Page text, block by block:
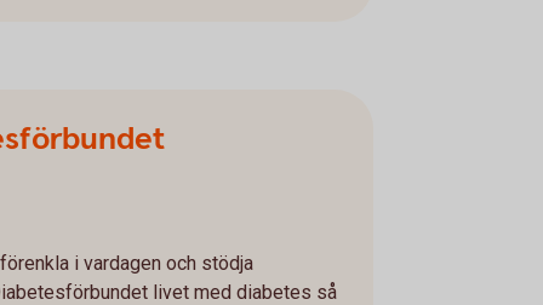
i vardagen och stödja
livet med diabetes så